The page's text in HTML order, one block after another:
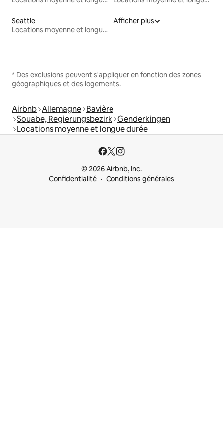
Seattle
Locations moyenne et longue durée
Afficher plus
* Des exclusions peuvent s'appliquer en fonction des zones
géographiques et des logements.
Airbnb Allemagne Bavière
Souabe, Regierungsbezirk Genderkingen
Locations moyenne et longue durée
© 2026 Airbnb, Inc.
Confidentialité
Conditions générales